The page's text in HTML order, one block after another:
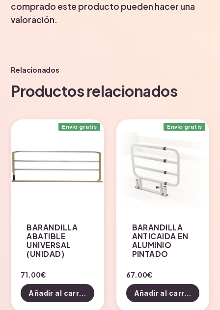
comprado este producto pueden hacer una
valoración.
Relacionados
Productos relacionados
Envío gratis
BARANDILLA
ABATIBLE
UNIVERSAL
(UNIDAD)
71.00€
Añadir al carrito
Envío gratis
BARANDILLA
ANTICAIDA EN
ALUMINIO
PINTADO
67.00€
Añadir al carrito